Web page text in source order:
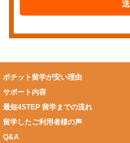
ポチット留学が安い理由
サポート内容
最短4STEP 留学までの流れ
留学したご利用者様の声
Q&A